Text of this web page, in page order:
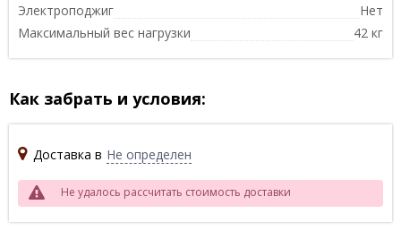
Электроподжиг
Нет
Максимальный вес нагрузки
42 кг
Как забрать и условия:
Доставка в Не определен
Не удалось рассчитать стоимость доставки